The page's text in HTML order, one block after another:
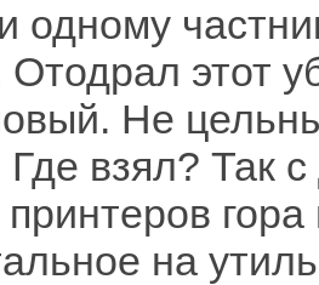
одному
Отодрал этот
Не
взял? Так
принтеров
на